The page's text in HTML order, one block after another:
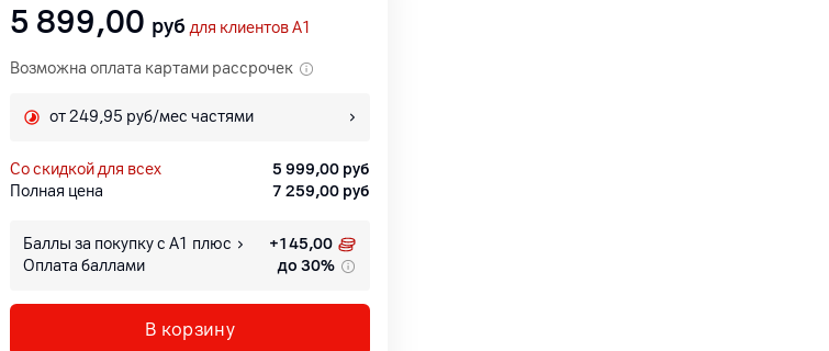
5 899,00 руб для клиентов A1
Возможна оплата картами рассрочек
от 249,95 руб/мес частями
со скидкой для всех 5 999,00 руб
Полная цена
7 259,00 руб
Баллы за покупку с А1 плюс +145,00
Оплата баллами
до 30%
В корзину